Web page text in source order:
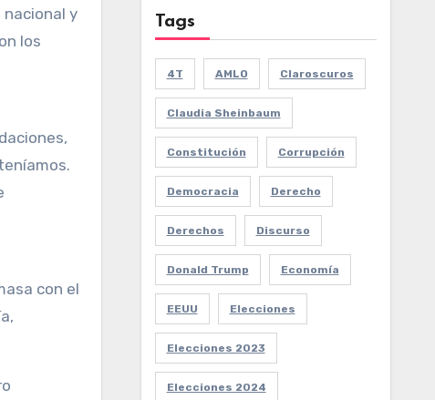
y
los
con el
Tags
4T AMLO Claroscuros
Claudia Sheinbaum
Constitución Corrupción
Democracia Derecho
Derechos Discurso
Donald Trump Economía
EEUU Elecciones
Elecciones 2023
Elecciones 2024